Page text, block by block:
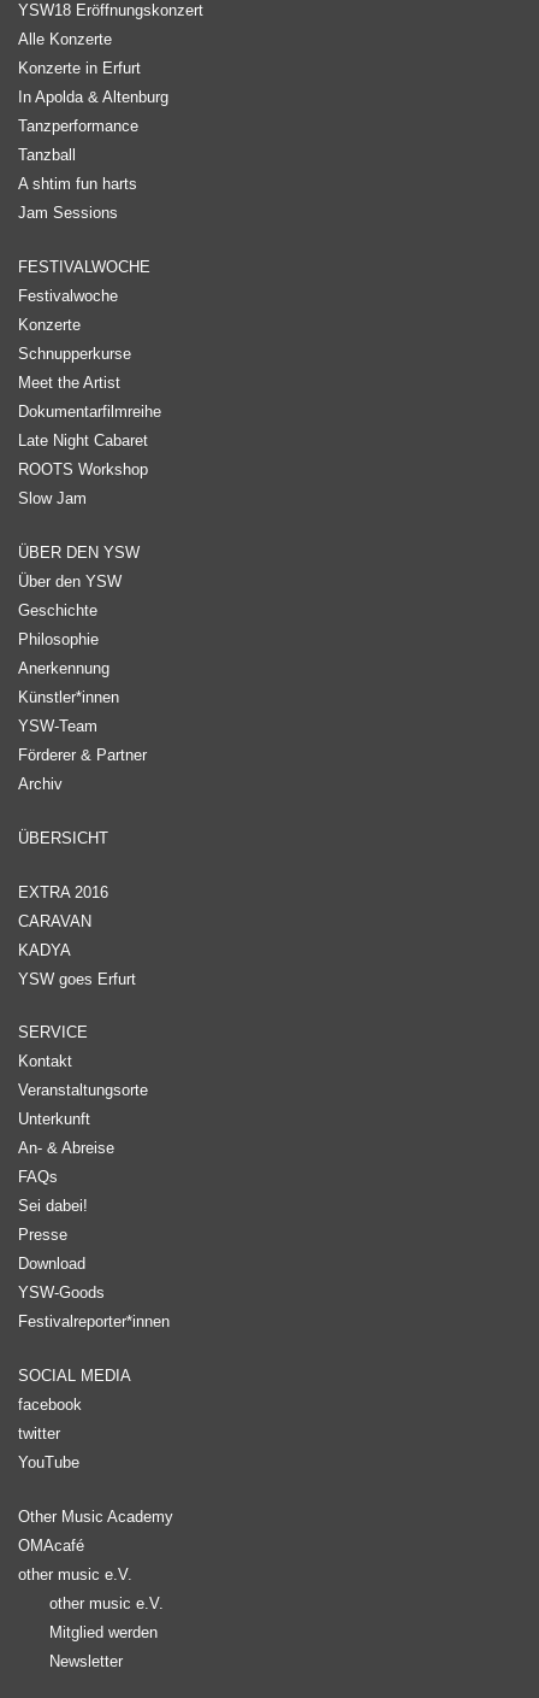
YSW18 Eröffnungskonzert
Alle Konzerte
Konzerte in Erfurt
In Apolda & Altenburg
Tanzperformance
Tanzball
A shtim fun harts
Jam Sessions
FESTIVALWOCHE
Festivalwoche
Konzerte
Schnupperkurse
Meet the Artist
Dokumentarfilmreihe
Late Night Cabaret
ROOTS Workshop
Slow Jam
ÜBER DEN YSW
Über den YSW
Geschichte
Philosophie
Anerkennung
Künstler*innen
YSW-Team
Förderer & Partner
Archiv
ÜBERSICHT
EXTRA 2016
CARAVAN
KADYA
YSW goes Erfurt
SERVICE
Kontakt
Veranstaltungsorte
Unterkunft
An- & Abreise
FAQs
Sei dabei!
Presse
Download
YSW-Goods
Festivalreporter*innen
SOCIAL MEDIA
facebook
twitter
YouTube
Other Music Academy
OMAcafé
other music e.V.
other music e.V.
Mitglied werden
Newsletter